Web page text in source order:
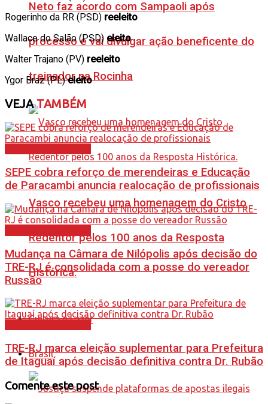
Neto faz acordo com Sampaoli após
processo e vai divulgar ação beneficente do
treinador na Rocinha
Vasco recebeu uma homenagem do Cristo
Redentor pelos 100 anos da Resposta
Histórica.
Cultura e Lazer
Brasil
Rogerinho da RR (PSD) reeleito
Wallace do Salão (PSD) eleito
Walter Trajano (PV) reeleito
Ygor Braz (PL)eleito
VEJATAMBÉM
SEPE cobra reforço de merendeiras e Educação
de Paracambi anuncia realocação de profissionais
Mudança na Câmara de Nilópolis após decisão do
TRE-RJ é consolidada com a posse do vereador
Russão
TRE-RJ marca eleição suplementar para Prefeitura
de Itaguaí após decisão definitiva contra Dr. Rubão
Comente este post